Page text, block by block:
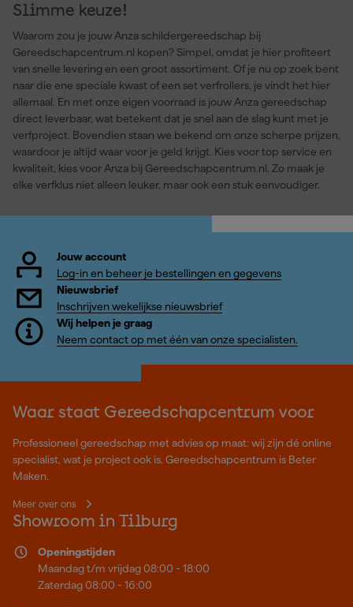
Slimme keuze!
Waarom zou je jouw Anza schildergereedschap bij
Gereedschapcentrum.nl kopen? Simpel, omdat je hier profiteert
van snelle levering en een groot assortiment. Of je nu op zoek bent
naar die ene speciale kwast of een set verfrollers, je vindt het hier
allemaal. En met onze eigen voorraad is jouw Anza gereedschap
direct leverbaar, wat betekent dat je snel aan de slag kunt met je
verfproject. Bovendien staan we bekend om onze scherpe prijzen,
waardoor je altijd waar voor je geld krijgt. Kies voor top service en
kwaliteit, kies voor Anza bij Gereedschapcentrum.nl. Zo maak je
elke verfklus niet alleen leuker, maar ook een stuk eenvoudiger.
Jouw account
Log-in en beheer je bestellingen en gegevens
Nieuwsbrief
Inschrijven wekelijkse nieuwsbrief
Wij helpen je graag
Neem contact op met één van onze specialisten.
Waar staat Gereedschapcentrum voor
Professioneel gereedschap met advies op maat: wij zijn dé online
specialist, wat je project ook is. Gereedschapcentrum is Beter
Maken.
Meer over ons
Showroom in Tilburg
Openingstijden
Maandag t/m vrijdag 08:00 - 18:00
Zaterdag 08:00 - 16:00